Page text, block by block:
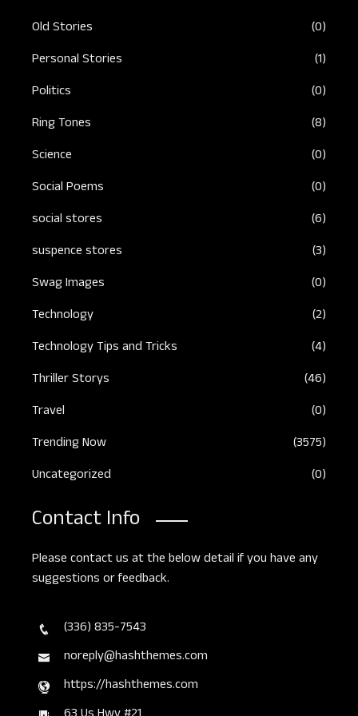
Old Stories
(0)
Personal Stories
(1)
Politics
(0)
Ring Tones
(8)
Science
(0)
Social Poems
(0)
social stores
(6)
suspence stores
(3)
Swag Images
(0)
Technology
(2)
Technology Tips and Tricks
(4)
Thriller Storys
(46)
Travel
(0)
Trending Now
(3575)
Uncategorized
(0)
Contact Info
Please contact us at the below detail if you have any
suggestions or feedback.
(336) 835-7543
noreply@hashthemes.com
https://hashthemes.com